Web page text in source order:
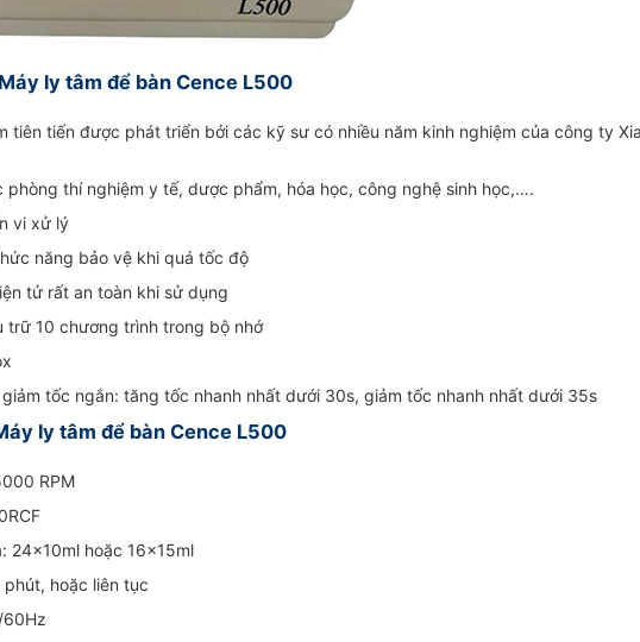
ly tâm để bàn Cence L500
tiên tiến được phát triển bởi các kỹ sư có nhiều năm kinh nghiệm của công ty
phòng thí nghiệm y tế, dược phẩm, hóa học, công nghệ sinh học,….
vi xử lý
năng bảo vệ khi quá tốc độ
tử rất an toàn khi sử dụng
trữ 10 chương trình trong bộ nhớ
tốc ngắn: tăng tốc nhanh nhất dưới 30s, giảm tốc nhanh nhất dưới 35s
ly tâm để bàn Cence L500
RPM
24x10ml hoặc 16x15ml
hoặc liên tục